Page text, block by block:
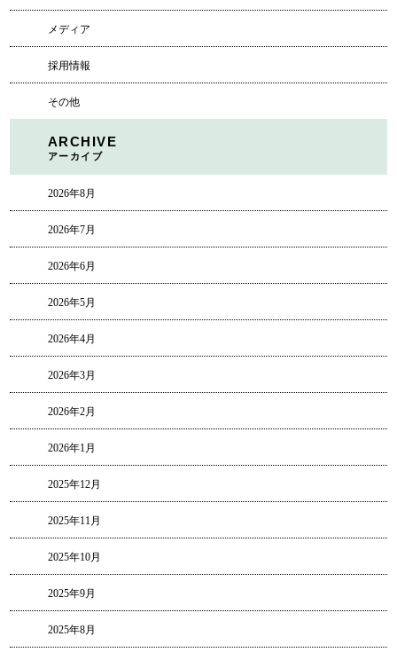
メディア
採用情報
その他
ARCHIVE
アーカイブ
2026年8月
2026年7月
2026年6月
2026年5月
2026年4月
2026年3月
2026年2月
2026年1月
2025年12月
2025年11月
2025年10月
2025年9月
2025年8月